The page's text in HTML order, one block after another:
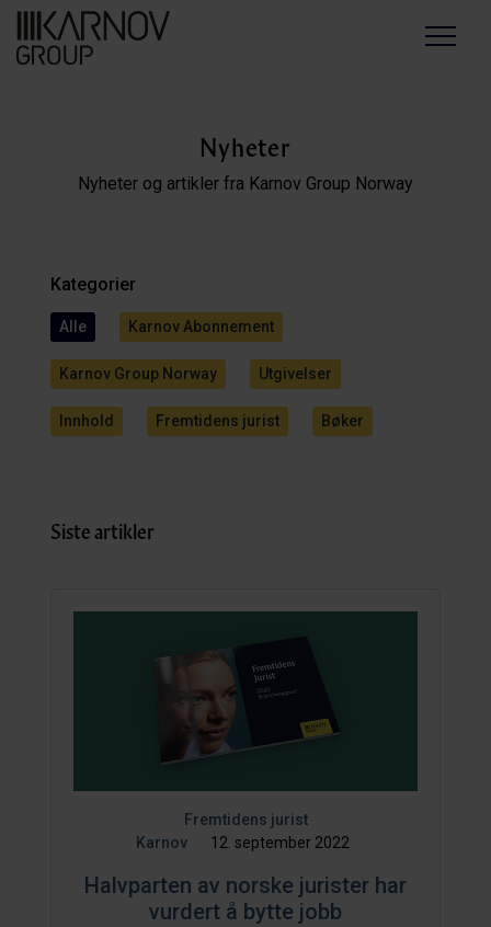
Menu
Nyheter
Nyheter og artikler fra Karnov Group Norway
Siste artikler
Kategorier
Alle Karnov Abonnement
Karnov Group Norway Utgivelser
Innhold Fremtidens jurist Bøker
Fremtidens jurist
Karnov
12. september 2022
Halvparten av norske jurister har
vurdert å bytte jobb